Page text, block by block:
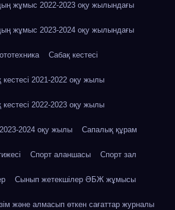
жұмыс 2022-2023 оқу жылындағы
жұмыс 2023-2024 оқу жылындағы
Сабақ кестесі
кестесі 2021-2022 оқу жылы
кестесі 2022-2023 оқу жылы
2024 оқу жылы Сапалық құрам
Спорт аланшасы Спорт зал
Сынып жетекшілер ӘБЖ жұмысы
және алмасып өткен сағаттар журналы